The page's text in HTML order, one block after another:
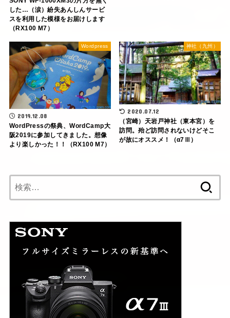
した…（涙）紛失あんしんサービ
スを利用した模様をお届けします
（RX100 M7）
Wordpress
2019.12.08
WordPressの祭典、WordCamp大
阪2019に参加してきました。想像
より楽しかった！！（RX100 M7）
神社（九州）
2020.07.12
（宮崎）天岩戸神社（東本宮）を
訪問。殆ど訪問されないけどそこ
が故にオススメ！（α7Ⅲ）
索: